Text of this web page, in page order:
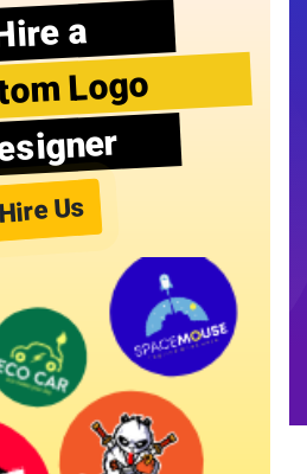
a
Logo
Hire Us